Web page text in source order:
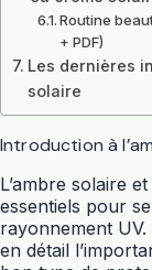
Routine
+ PDF)
Les dernières
solaire
Introduction à
L’ambre solaire
essentiels pour
rayonnement
en détail